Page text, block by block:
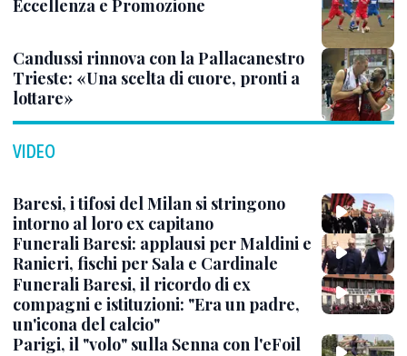
Eccellenza e Promozione
Candussi rinnova con la Pallacanestro
Trieste: «Una scelta di cuore, pronti a
lottare»
VIDEO
Baresi, i tifosi del Milan si stringono
intorno al loro ex capitano
Funerali Baresi: applausi per Maldini e
Ranieri, fischi per Sala e Cardinale
Funerali Baresi, il ricordo di ex
compagni e istituzioni: "Era un padre,
un'icona del calcio"
Parigi, il "volo" sulla Senna con l'eFoil